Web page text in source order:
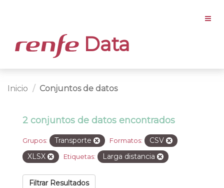
Data
Inicio Conjuntos de datos
2 conjuntos de datos encontrados
Grupos: Transporte Formatos:
CSV
XLSX
Etiquetas: Larga distancia
Filtrar Resultados